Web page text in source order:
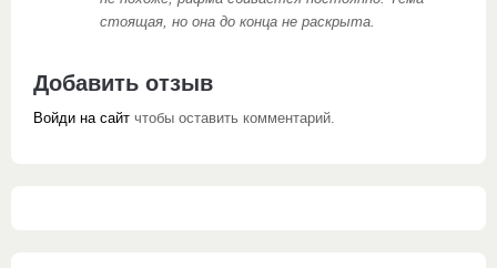
стоящая, но она до конца не раскрыта.
Добавить отзыв
Войди на сайт чтобы оставить комментарий.